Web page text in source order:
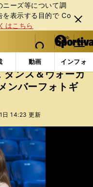
ニーズ等について調
を表⽰する⽬的で Co
はこちら
閉じ
る
web Sportiva (webスポルティーバ)
検索
マイペ
ー
ジ
メニュ
動画 インフォ
ォト オリックス・バフ
ダンス＆ヴォーカ
ンバーフォトギ
日 14:23 更新